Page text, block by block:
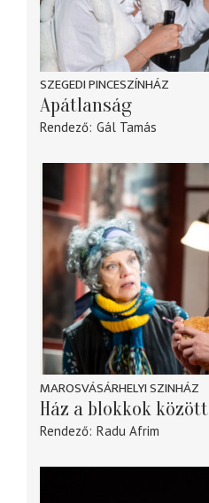
SZEGEDI PINCESZÍNHÁZ
Apátlanság
Rendező Gál Tamás
MAROSVÁSÁRHELYI SZINHÁZ
Ház a blokkok között
Rendező Radu Afrim